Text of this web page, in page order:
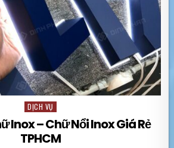
Posted in
DỊCH VỤ
Inox – Chữ Nổi Inox Giá Rẻ
TPHCM